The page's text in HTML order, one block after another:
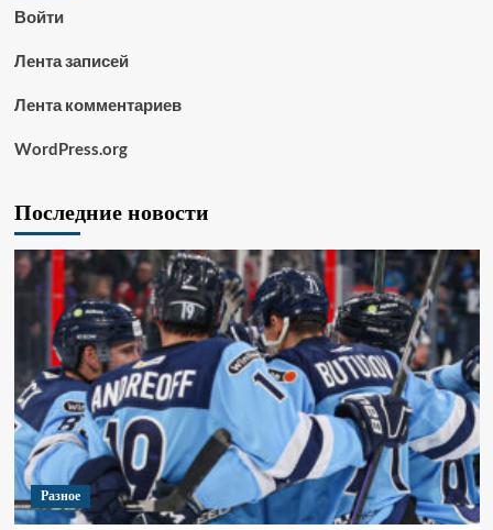
Войти
Лента записей
Лента комментариев
WordPress.org
Последние новости
Разное